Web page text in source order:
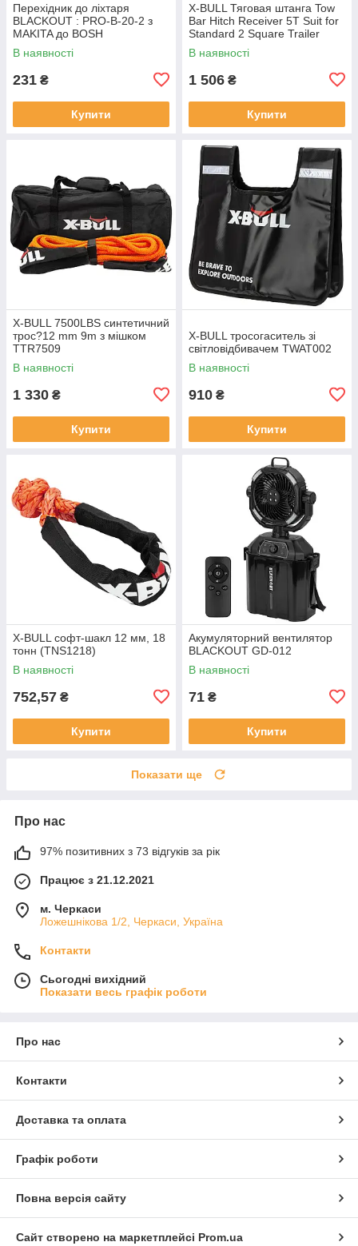
Перехідник до лiхтаря
BLACKOUT : PRO-B-20-2 з
MAKITA до BOSH
В наявності
231 ₴
Купити
X-BULL Тяговая штанга Tow
Bar Hitch Receiver 5T Suit for
Standard 2 Square Trailer
Connector THR5000
В наявності
1 506 ₴
Купити
X-BULL 7500LBS синтетичний
трос?12 mm 9m з мішком
TTR7509
В наявності
1 330 ₴
Купити
X-BULL тросогаситель зі
світловідбивачем TWAT002
В наявності
910 ₴
Купити
X-BULL софт-шакл 12 мм, 18
тонн (TNS1218)
В наявності
752,57 ₴
Купити
Акумуляторний вентилятор
BLACKOUT GD-012
В наявності
71 ₴
Купити
Показати ще
Про нас
97% позитивних з 73 відгуків за рік
Працює з 21.12.2021
м. Черкаси
Ложешнікова 1/2, Черкаси, Україна
Контакти
Сьогодні вихідний
Показати весь графік роботи
Про нас
Контакти
Доставка та оплата
Графік роботи
Повна версія сайту
Сайт створено на маркетплейсі Prom.ua